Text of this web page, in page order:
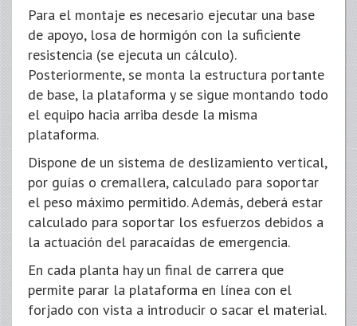
Para el montaje es necesario ejecutar una base
de apoyo, losa de hormigón con la suficiente
resistencia (se ejecuta un cálculo).
Posteriormente, se monta la estructura portante
de base, la plataforma y se sigue montando todo
el equipo hacia arriba desde la misma
plataforma.
Dispone de un sistema de deslizamiento vertical,
por guías o cremallera, calculado para soportar
el peso máximo permitido. Además, deberá estar
calculado para soportar los esfuerzos debidos a
la actuación del paracaídas de emergencia.
En cada planta hay un final de carrera que
permite parar la plataforma en línea con el
forjado con vista a introducir o sacar el material.